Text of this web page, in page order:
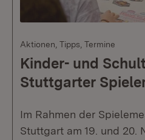
Aktionen, Tipps, Termine
Kinder- und
Stuttgarter
Im Rahmen der
Stuttgart am 19. und 20.